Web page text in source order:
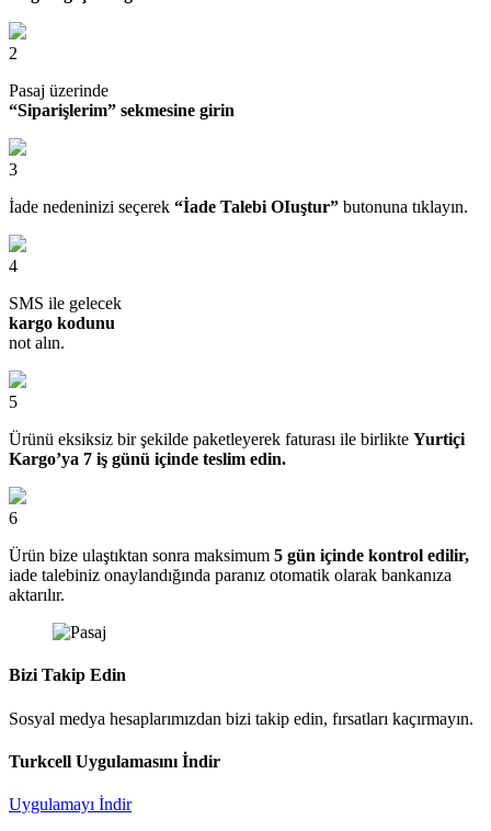
2
Pasaj üzerinde
“Siparişlerim” sekmesine girin
3
İade nedeninizi seçerek “İade Talebi OIuştur” butonuna tıklayın.
4
SMS ile gelecek
kargo kodunu
not alın.
5
Ürünü eksiksiz bir şekilde paketleyerek faturası ile birlikte Yurtiçi
Kargo’ya 7 iş günü içinde teslim edin.
6
Ürün bize ulaştıktan sonra maksimum 5 gün içinde kontrol edilir,
iade talebiniz onaylandığında paranız otomatik olarak bankanıza
aktarılır.
Bizi Takip Edin
Sosyal medya hesaplarımızdan bizi takip edin, fırsatları kaçırmayın.
Turkcell Uygulamasını İndir
Uygulamayı İndir